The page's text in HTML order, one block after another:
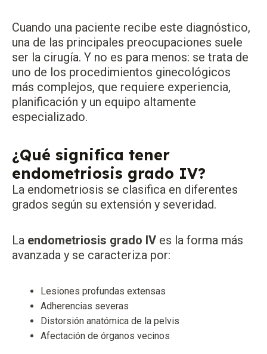
Cuando una paciente recibe este diagnóstico,
una de las principales preocupaciones suele
ser la cirugía. Y no es para menos: se trata de
uno de los procedimientos ginecológicos
más complejos, que requiere experiencia,
planificación y un equipo altamente
especializado.
¿Qué significa tener
endometriosis grado IV?
La endometriosis se clasifica en diferentes
grados según su extensión y severidad.
La endometriosis grado IV es la forma más
avanzada y se caracteriza por:
Lesiones profundas extensas
Adherencias severas
Distorsión anatómica de la pelvis
Afectación de órganos vecinos